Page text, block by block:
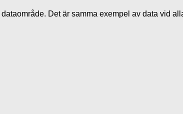
Det är samma exempel av data vid